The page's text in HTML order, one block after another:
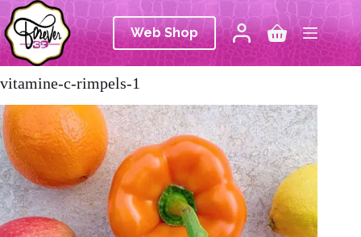
Ga
naar
de
inhoud
Web Shop Winkelwagen
vitamine-c-rimpels-1